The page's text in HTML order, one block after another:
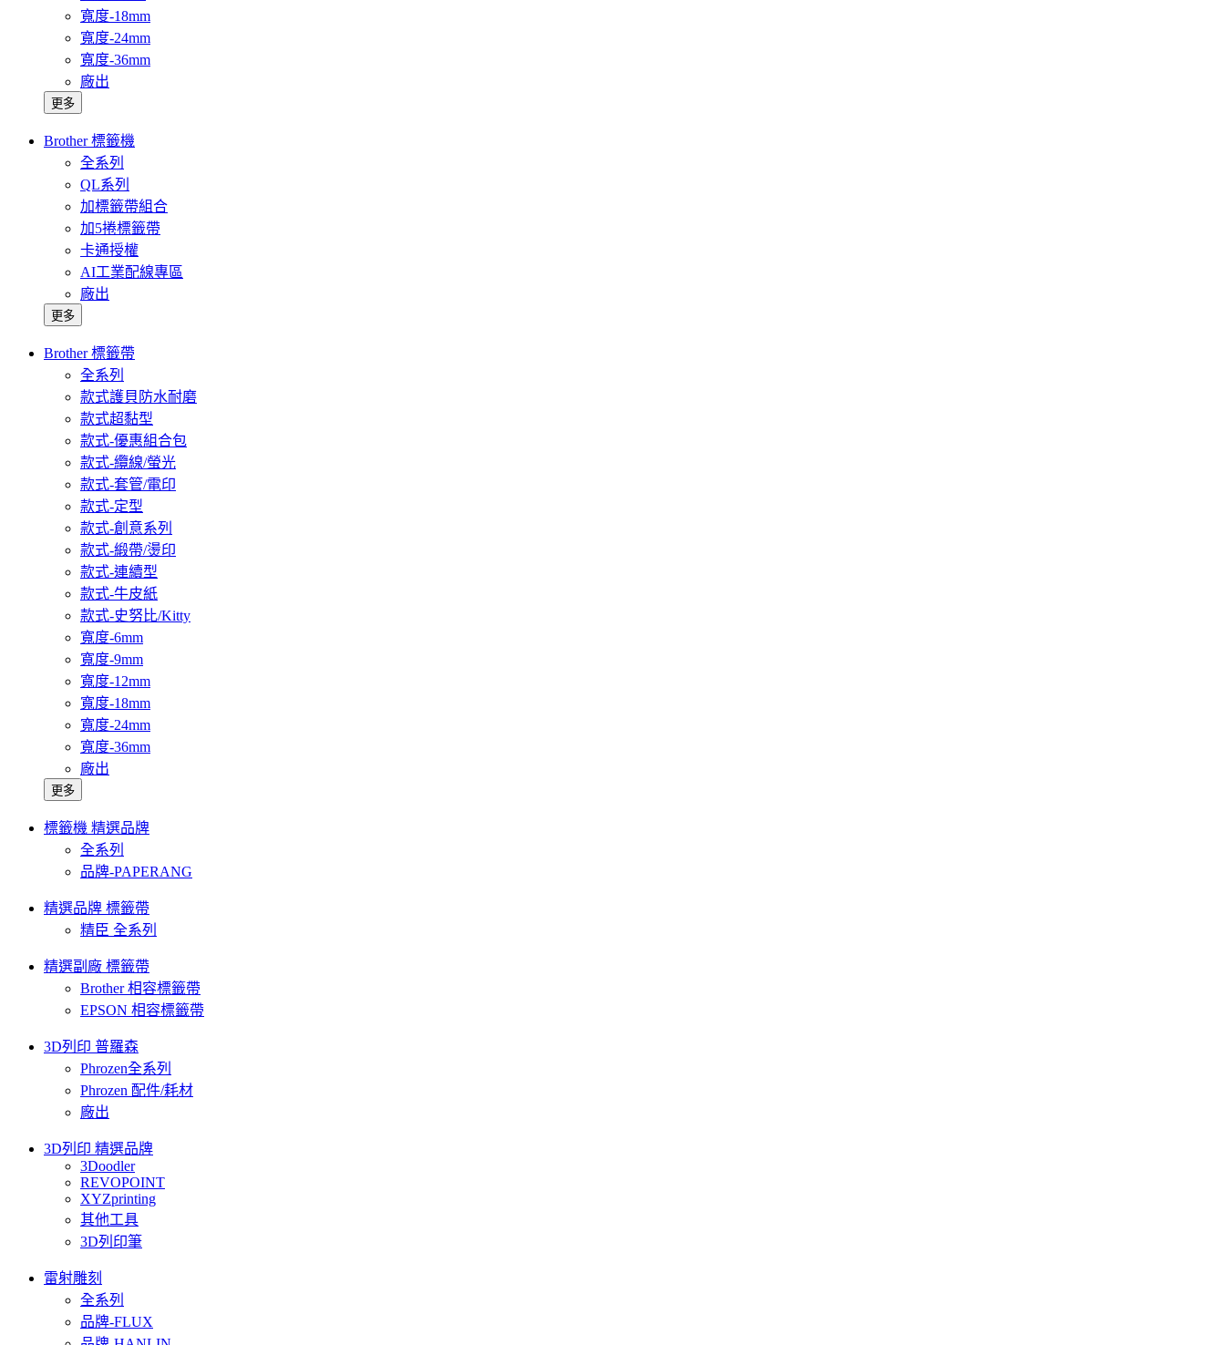
寬度-18mm
寬度-24mm
寬度-36mm
廠出
更多
Brother 標籤機
全系列
QL系列
加標籤帶組合
加5捲標籤帶
卡通授權
AI工業配線專區
廠出
更多
Brother 標籤帶
全系列
款式護貝防水耐磨
款式超黏型
款式-優惠組合包
款式-纜線/螢光
款式-套管/電印
款式-定型
款式-創意系列
款式-緞帶/燙印
款式-連續型
款式-牛皮紙
款式-史努比/Kitty
寬度-6mm
寬度-9mm
寬度-12mm
寬度-18mm
寬度-24mm
寬度-36mm
廠出
更多
標籤機 精選品牌
全系列
品牌-PAPERANG
精選品牌 標籤帶
精臣 全系列
精選副廠 標籤帶
Brother 相容標籤帶
EPSON 相容標籤帶
3D列印 普羅森
Phrozen全系列
Phrozen 配件/耗材
廠出
3D列印 精選品牌
3Doodler
REVOPOINT
XYZprinting
其他工具
3D列印筆
雷射雕刻
全系列
品牌-FLUX